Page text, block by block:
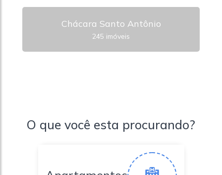
Chácara Santo Antônio
245 imóveis
O que você esta procurando?